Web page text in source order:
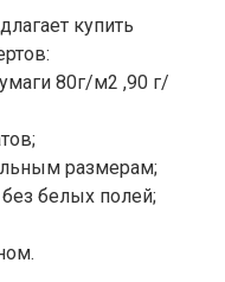
купить
80г/м2 ,90 г/
размерам;
белых полей;